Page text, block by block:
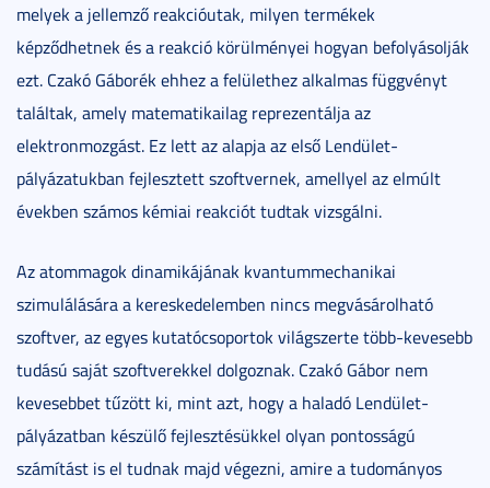
melyek a jellemző reakcióutak, milyen termékek
képződhetnek és a reakció körülményei hogyan befolyásolják
ezt. Czakó Gáborék ehhez a felülethez alkalmas függvényt
találtak, amely matematikailag reprezentálja az
elektronmozgást. Ez lett az alapja az első Lendület-
pályázatukban fejlesztett szoftvernek, amellyel az elmúlt
években számos kémiai reakciót tudtak vizsgálni.
Az atommagok dinamikájának kvantummechanikai
szimulálására a kereskedelemben nincs megvásárolható
szoftver, az egyes kutatócsoportok világszerte több-kevesebb
tudású saját szoftverekkel dolgoznak. Czakó Gábor nem
kevesebbet tűzött ki, mint azt, hogy a haladó Lendület-
pályázatban készülő fejlesztésükkel olyan pontosságú
számítást is el tudnak majd végezni, amire a tudományos